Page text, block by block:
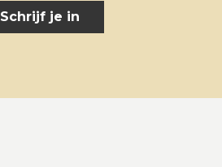
Schrijf je in